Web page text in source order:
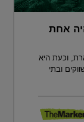
אחת
וכעת היא
ובתי